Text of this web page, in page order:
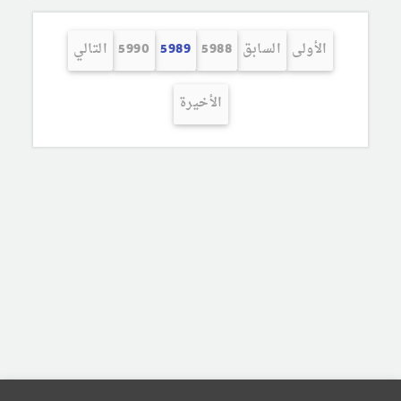
الأولى السابق 5988
5989
5990 التالي
الأخيرة